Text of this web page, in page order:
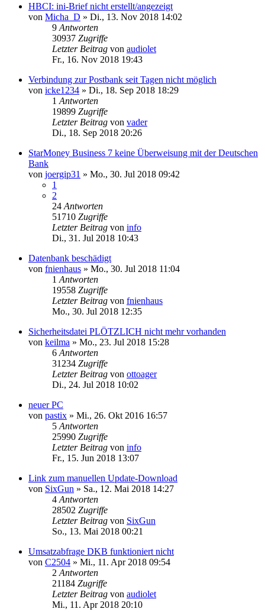
HBCI: ini-Brief nicht erstellt/angezeigt
von Micha_D » Di., 13. Nov 2018 14:02
9 Antworten
30937 Zugriffe
Letzter Beitrag von audiolet
Fr., 16. Nov 2018 19:43
Verbindung zur Postbank seit Tagen nicht möglich
von icke1234 » Di., 18. Sep 2018 18:29
1 Antworten
19899 Zugriffe
Letzter Beitrag von vader
Di., 18. Sep 2018 20:26
StarMoney Business 7 keine Überweisung mit der Deutschen
Bank
von joergip31 » Mo., 30. Jul 2018 09:42
1
2
24 Antworten
51710 Zugriffe
Letzter Beitrag von info
Di., 31. Jul 2018 10:43
Datenbank beschädigt
von fnienhaus » Mo., 30. Jul 2018 11:04
1 Antworten
19558 Zugriffe
Letzter Beitrag von fnienhaus
Mo., 30. Jul 2018 12:35
Sicherheitsdatei PLÖTZLICH nicht mehr vorhanden
von keilma » Mo., 23. Jul 2018 15:28
6 Antworten
31234 Zugriffe
Letzter Beitrag von ottoager
Di., 24. Jul 2018 10:02
neuer PC
von pastix » Mi., 26. Okt 2016 16:57
5 Antworten
25990 Zugriffe
Letzter Beitrag von info
Fr., 15. Jun 2018 13:07
Link zum manuellen Update-Download
von SixGun » Sa., 12. Mai 2018 14:27
4 Antworten
28502 Zugriffe
Letzter Beitrag von SixGun
So., 13. Mai 2018 00:21
Umsatzabfrage DKB funktioniert nicht
von C2504 » Mi., 11. Apr 2018 09:54
2 Antworten
21184 Zugriffe
Letzter Beitrag von audiolet
Mi., 11. Apr 2018 20:10